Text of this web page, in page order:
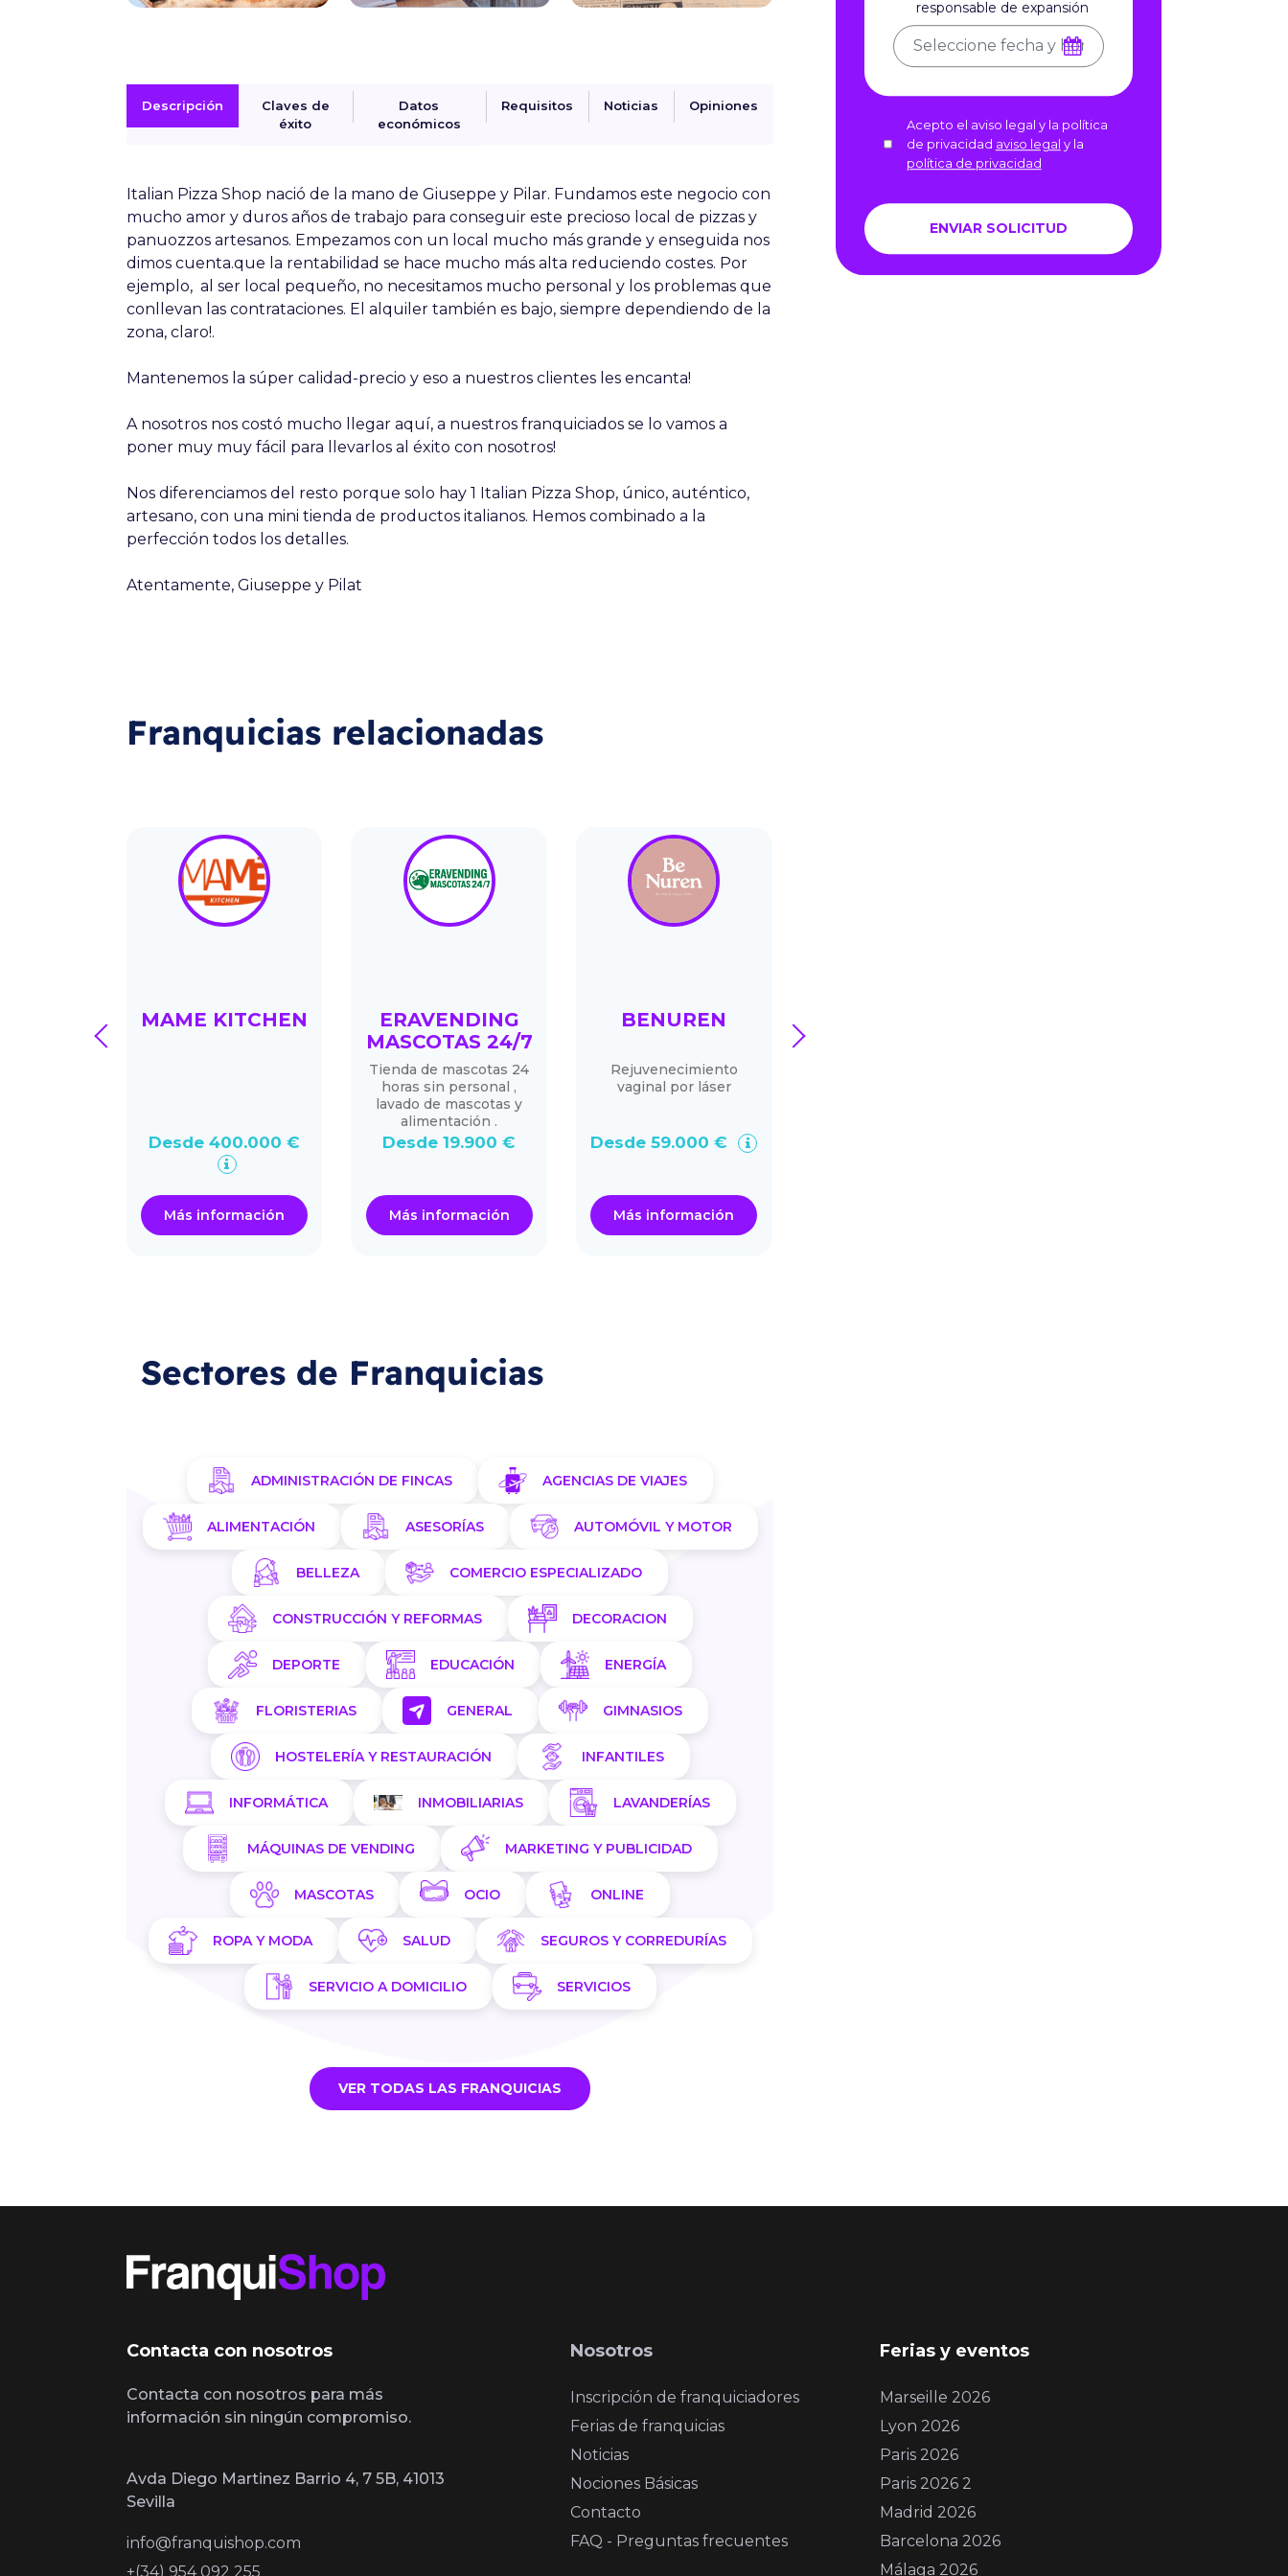
Descripción
Claves de
éxito
Datos
económicos
Requisitos Noticias Opiniones
Italian Pizza Shop nació de la mano de Giuseppe y Pilar. Fundamos este negocio con
mucho amor y duros años de trabajo para conseguir este precioso local de pizzas y
panuozzos artesanos. Empezamos con un local mucho más grande y enseguida nos
dimos cuenta.que la rentabilidad se hace mucho más alta reduciendo costes. Por
ejemplo, al ser local pequeño, no necesitamos mucho personal y los problemas que
conllevan las contrataciones. El alquiler también es bajo, siempre dependiendo de la
zona, claro!.
Mantenemos la súper calidad-precio y eso a nuestros clientes les encanta!
A nosotros nos costó mucho llegar aquí, a nuestros franquiciados se lo vamos a
poner muy muy fácil para llevarlos al éxito con nosotros!
Nos diferenciamos del resto porque solo hay 1 Italian Pizza Shop, único, auténtico,
artesano, con una mini tienda de productos italianos. Hemos combinado a la
perfección todos los detalles.
Atentamente, Giuseppe y Pilat
Franquicias relacionadas
MAME KITCHEN
Desde 400.000 €
Más información
ERAVENDING
MASCOTAS 24/7
Tienda de mascotas 24
horas sin personal ,
lavado de mascotas y
alimentación .
Desde 19.900 €
Más información
BENUREN
Rejuvenecimiento
vaginal por láser
Desde 59.000 €
Más información
prev next
Sectores de Franquicias
ADMINISTRACIÓN DE FINCAS AGENCIAS DE VIAJES
ALIMENTACIÓN ASESORÍAS AUTOMÓVIL Y MOTOR
BELLEZA COMERCIO ESPECIALIZADO
CONSTRUCCIÓN Y REFORMAS DECORACION
DEPORTE EDUCACIÓN ENERGÍA
FLORISTERIAS GENERAL GIMNASIOS
HOSTELERÍA Y RESTAURACIÓN INFANTILES
INFORMÁTICA INMOBILIARIAS LAVANDERÍAS
MÁQUINAS DE VENDING MARKETING Y PUBLICIDAD
MASCOTAS OCIO ONLINE
ROPA Y MODA SALUD SEGUROS Y CORREDURÍAS
SERVICIO A DOMICILIO SERVICIOS
VER TODAS LAS FRANQUICIAS
responsable de expansión
Acepto el aviso legal y la política
de privacidad aviso legal y la
política de privacidad
Contacta con nosotros
Contacta con nosotros para más
información sin ningún compromiso.
Avda Diego Martinez Barrio 4, 7 5B, 41013
Sevilla
info@franquishop.com
+(34) 954 092 255
Nosotros
Inscripción de franquiciadores
Ferias de franquicias
Noticias
Nociones Básicas
Contacto
FAQ - Preguntas frecuentes
Ferias y eventos
Marseille 2026
Lyon 2026
Paris 2026
Paris 2026 2
Madrid 2026
Barcelona 2026
Málaga 2026